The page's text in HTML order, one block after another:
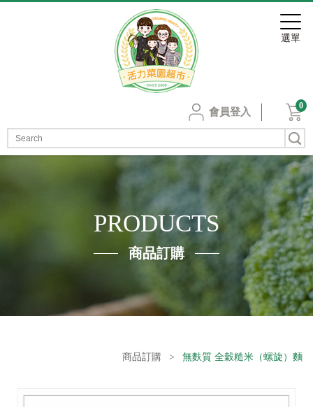
會員登入
0
PRODUCTS
商品訂購
商品訂購 > 無麩質 全穀糙米（螺旋）麵